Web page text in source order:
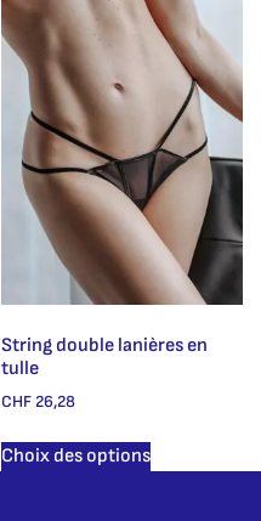
String double lanières en
tulle
CHF 26,28
Choix des options